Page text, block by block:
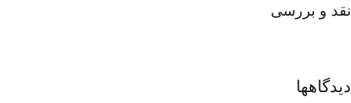
نقد و بررسی
دیدگاهها